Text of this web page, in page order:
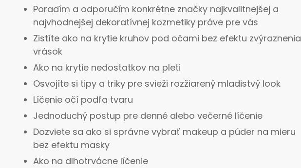
Poradím a odporučím konkrétne značky najkvalitnejšej a
najvhodnejšej dekoratívnej kozmetiky práve pre vás
Zistíte ako na krytie kruhov pod očami bez efektu zvýraznenia
vrások
Ako na krytie nedostatkov na pleti
Osvojíte si tipy a triky pre svieži rozžiarený mladistvý look
Líčenie očí podľa tvaru
Jednoduchý postup pre denné alebo večerné líčenie
Dozviete sa ako si správne vybrať makeup a púder na mieru
bez efektu masky
Ako na dlhotrvácne líčenie